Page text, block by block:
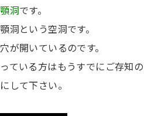
洞です。
洞という空洞です。
が開いているのです。
ている方はもうすでにご存知の
して下さい。